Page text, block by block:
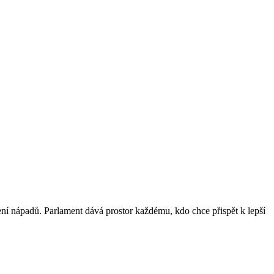
nápadů. Parlament dává prostor každému, kdo chce přispět k lepší